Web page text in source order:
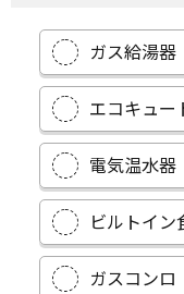
ガス給湯器
エコキュー
電気温水器
ビルトイン
ガスコンロ